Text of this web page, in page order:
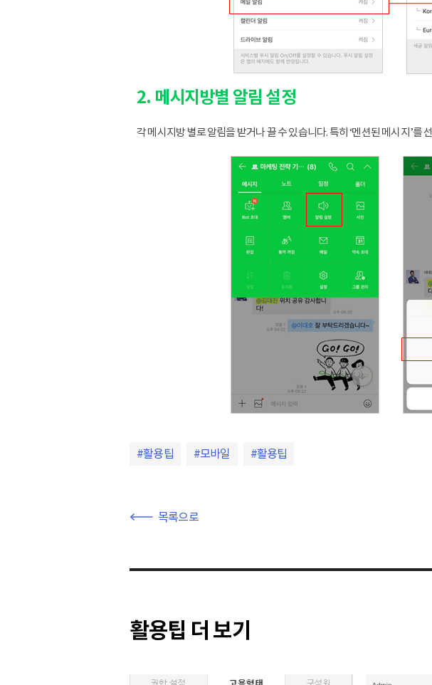
2. 메시지방별 알림 설정
각 메시지방 별로 알림을 받거나 끌 수 있습니다. 특히 ‘멘션된 메시지’
활용팁 모바일 활용팁
목록으로
활용팁 더 보기